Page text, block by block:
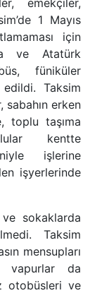
1 Mayıs
için
ve Atatürk
füniküler
edildi. Taksim
sabahın erken
toplu taşıma
kentte
işlerine
işyerlerinde
sokaklarda
Taksim
mensupları
vapurlar da
otobüsleri ve